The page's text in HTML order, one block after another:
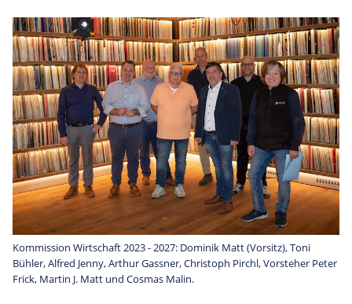
Kommission Wirtschaft 2023 - 2027: Dominik Matt (Vorsitz), Toni
Bühler, Alfred Jenny, Arthur Gassner, Christoph Pirchl, Vorsteher Peter
Frick, Martin J. Matt und Cosmas Malin.